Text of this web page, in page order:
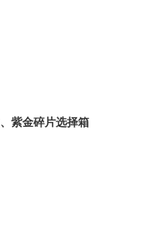
、紫金碎片选择箱